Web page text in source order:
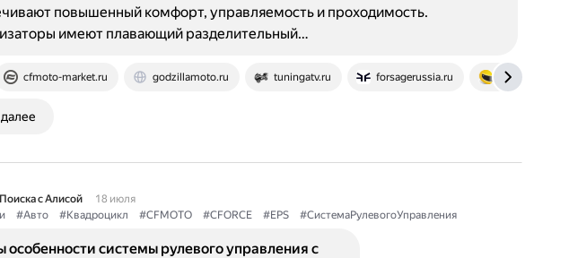
cfmoto-market.ru godzillamoto.ru tuningatv.ru forsagerussia.ru autoproduct.biz
повышенный комфорт, управляемость и проходимость.
имеют плавающий разделительный…
с Алисой
18 июля
#Авто #Квадроцикл #CFMOTO #CFORCE #EPS #СистемаРулевогоУправления
особенности системы рулевого управления с